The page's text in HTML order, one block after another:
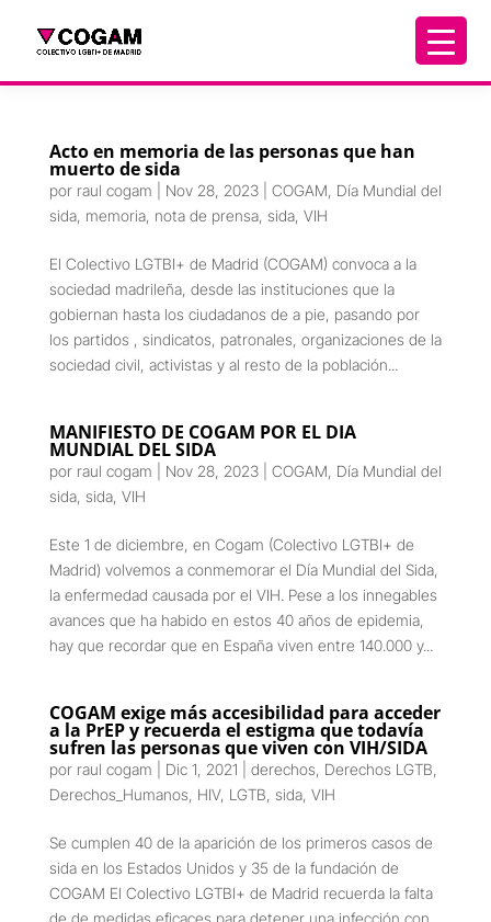
Acto en memoria de las personas que han
muerto de sida
por raul cogam Nov 28, 2023| COGAM Día Mundial del
sida, memoria, nota de prensa, sida, VIH
El Colectivo LGTBI+ de Madrid (COGAM) convoca a la
sociedad madrileña, desde las instituciones que la
gobiernan hasta los ciudadanos de a pie, pasando por
los partidos , sindicatos, patronales, organizaciones de la
sociedad civil, activistas y al resto de la población...
MANIFIESTO DE COGAM POR EL DIA
MUNDIAL DEL SIDA
por raul cogam Nov 28, 2023| COGAM Día Mundial del
sida, sida, VIH
Este 1 de diciembre, en Cogam (Colectivo LGTBI+ de
Madrid) volvemos a conmemorar el Día Mundial del Sida,
la enfermedad causada por el VIH. Pese a los innegables
avances que ha habido en estos 40 años de epidemia,
hay que recordar que en España viven entre 140.000 y...
COGAM exige más accesibilidad para acceder
a la PrEP y recuerda el estigma que todavía
sufren las personas que viven con VIH/SIDA
por raul cogam Dic 1, 2021 derechos Derechos LGTB
Derechos_Humanos HIV, LGTB sida, VIH
Se cumplen 40 de la aparición de los primeros casos de
sida en los Estados Unidos y 35 de la fundación de
COGAM El Colectivo LGTBI+ de Madrid recuerda la falta
de de medidas eficaces para detener una infección con